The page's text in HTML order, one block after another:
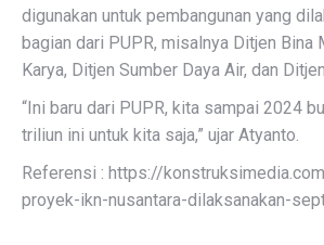
digunakan untuk pembangunan yang
bagian dari PUPR, misalnya Ditjen Bina
Karya, Ditjen Sumber Daya Air, dan
“Ini baru dari PUPR, kita sampai 2024
triliun ini untuk kita saja,” ujar Atyanto.
Referensi : https://
proyek-ikn-nusantara-dilaksanakan-